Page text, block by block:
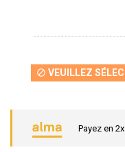
 VEUILLEZ
Payez en